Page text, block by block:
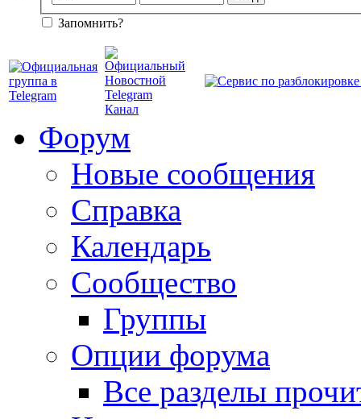
Запомнить?
Форум
Новые сообщения
Справка
Календарь
Сообщество
Группы
Опции форума
Все разделы